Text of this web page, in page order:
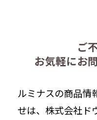
ご
お気軽にお
ルミナスの商品情
せは、株式会社ド